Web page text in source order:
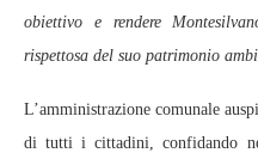
obiettivo e rendere
rispettosa del suo patrimonio
L’amministrazione comunale
di tutti i cittadini, confidando